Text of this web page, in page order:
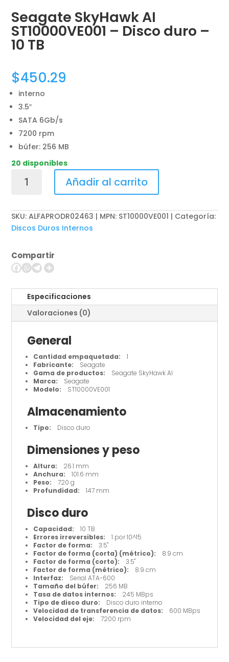
Seagate SkyHawk AI
ST10000VE001 – Disco duro –
10 TB
$450.29
interno
3.5″
SATA 6Gb/s
7200 rpm
búfer: 256 MB
20 disponibles
SkyHawk
ST10000VE001
-
Disco
-
10
cantidad
Añadir al carrito
SKU:ALFAPRODR02463 | MPN: ST10000VE001
Categoría:
Discos Duros Internos
Compartir
Especificaciones
Valoraciones (0)
General
Cantidad empaquetada: 1
Fabricante: Seagate
Gama de productos: Seagate SkyHawk AI
Marca: Seagate
Modelo: ST10000VE001
Almacenamiento
Tipo: Disco duro
Dimensiones y peso
Altura: 26.1 mm
Anchura: 101.6 mm
Peso: 720 g
Profundidad: 147 mm
Disco duro
Capacidad: 10 TB
Errores irreversibles: 1 por 10^15
Factor de forma: 3.5"
Factor de forma (corta) (métrico): 8.9 cm
Factor de forma (corto): 3.5"
Factor de forma (métrico): 8.9 cm
Interfaz: Serial ATA-600
Tamaño del búfer: 256 MB
Tasa de datos internos: 245 MBps
Tipo de disco duro: Disco duro interno
Velocidad de transferencia de datos: 600 MBps
Velocidad del eje: 7200 rpm